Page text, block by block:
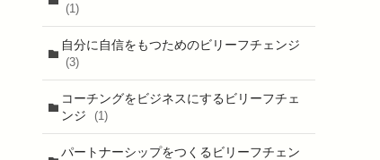
(1)
自分に自信をもつためのビリーフチェンジ
(3)
コーチングをビジネスにするビリーフチェ
ンジ
(1)
パートナーシップをつくるビリーフチェン